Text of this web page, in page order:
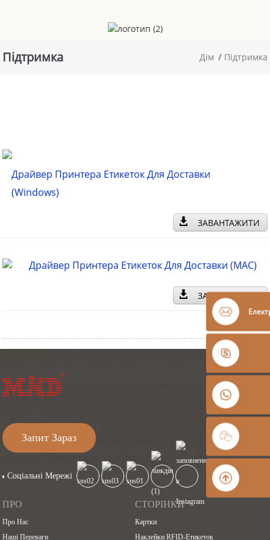
Підтримка Дім Підтримка
Драйвер Принтера Етикеток Для Доставки
(Windows)
ЗАВАНТАЖИТИ
Драйвер Принтера Етикеток Для Доставки (MAC)
ЗАВАНТАЖИТИ
Запит Зараз
Соціальні Мережі
ПРО
Про Нас
Наші Переваги
СТОРІНКИ
Картки
Наклейки RFID-Етикеток